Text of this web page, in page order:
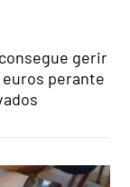
gerir
euros perante